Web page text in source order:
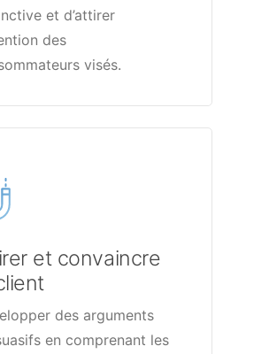
et d’attirer
des
visés.
et convaincre
des arguments
en comprenant les